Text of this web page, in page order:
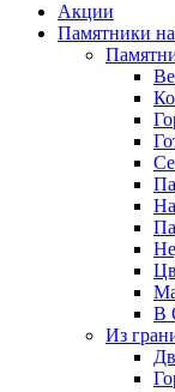
Акции
Памятники
В
Из